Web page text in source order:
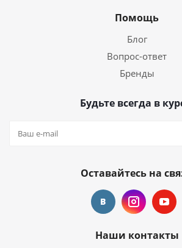
Помощь
Блог
Вопрос-ответ
Бренды
Будьте всегда в
Оставайтесь на
Наши контакты